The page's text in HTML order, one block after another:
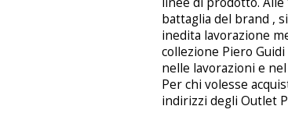
battaglia del brand ,
inedita lavorazione
collezione Piero
nelle lavorazioni e
Per chi volesse
indirizzi degli Outlet